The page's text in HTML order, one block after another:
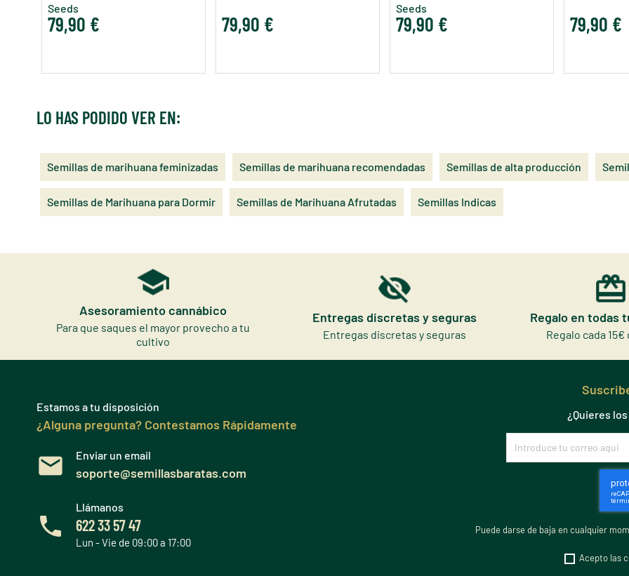
Seeds
79,90 € 79,90 €
Seeds
79,90 € 79,90 €
LO HAS PODIDO VER EN:
Semillas de marihuana feminizadas Semillas de marihuana recomendadas Semillas de alta producción
Semillas de Marihuana para Dormir Semillas de Marihuana Afrutadas Semillas Indicas
Asesoramiento cannábico
Para que saques el mayor provecho a tu
cultivo
Entregas discretas y seguras
Entregas discretas y seguras
Regalo en todas
Regalo cada
Estamos a tu disposición
¿Alguna pregunta? Contestamos Rápidamente
Enviar un email
soporte@semillasbaratas.com
Llámanos
622 33 57 47
Lun - Vie de 09:00 a 17:00
¿Quieres
Puede darse de baja en cualquier
Acepto las